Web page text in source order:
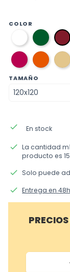
COLOR
01
blanco
06
verde
ingles
10
33
fucsia
21
TAMAÑO
done En stock
done La cantidad
producto es
done Solo puede
done Entrega en